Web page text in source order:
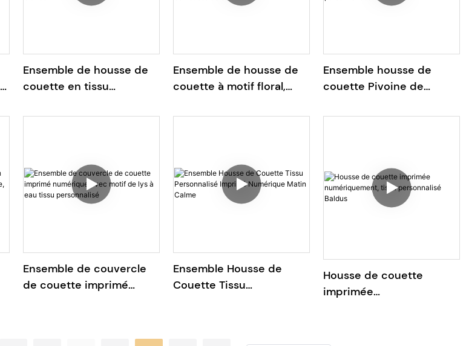
Ensemble de housse de
couette en tissu
fleurs d'iris blancs
Ensemble de housse de
couette à motif floral,
ensemble de housse de
Ensemble housse de
couette Pivoine de
personnalisée
Ensemble de couvercle
de couette imprimé
Ensemble Housse de
Couette Tissu
Housse de couette
imprimée